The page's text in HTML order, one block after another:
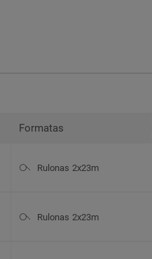
Formatas
Rulonas 2x23m
Rulonas 2x23m